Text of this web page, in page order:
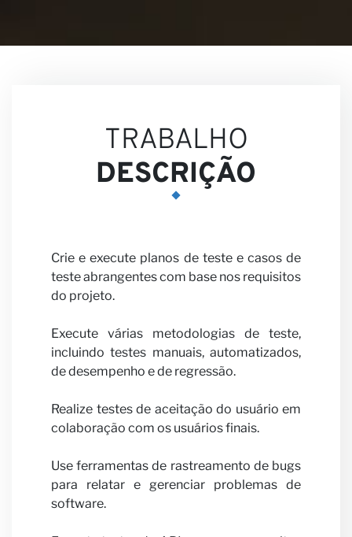
Seja
TRABALHO
DESCRIÇÃO
Crie e execute planos de teste e casos de
teste abrangentes com base nos requisitos
do projeto.
Execute várias metodologias de teste,
incluindo testes manuais, automatizados,
de desempenho e de regressão.
Realize testes de aceitação do usuário em
colaboração com os usuários finais.
Use ferramentas de rastreamento de bugs
para relatar e gerenciar problemas de
software.